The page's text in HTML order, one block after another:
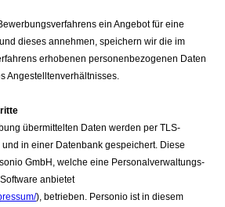
ein Angebot für eine
dieses annehmen, speichern wir die im
erhobenen personenbezogenen Daten
Angestelltenverhältnisses.
übermittelten Daten werden per TLS-
in einer Datenbank gespeichert. Diese
GmbH, welche eine Personalverwaltungs-
anbietet
), betrieben. Personio ist in diesem